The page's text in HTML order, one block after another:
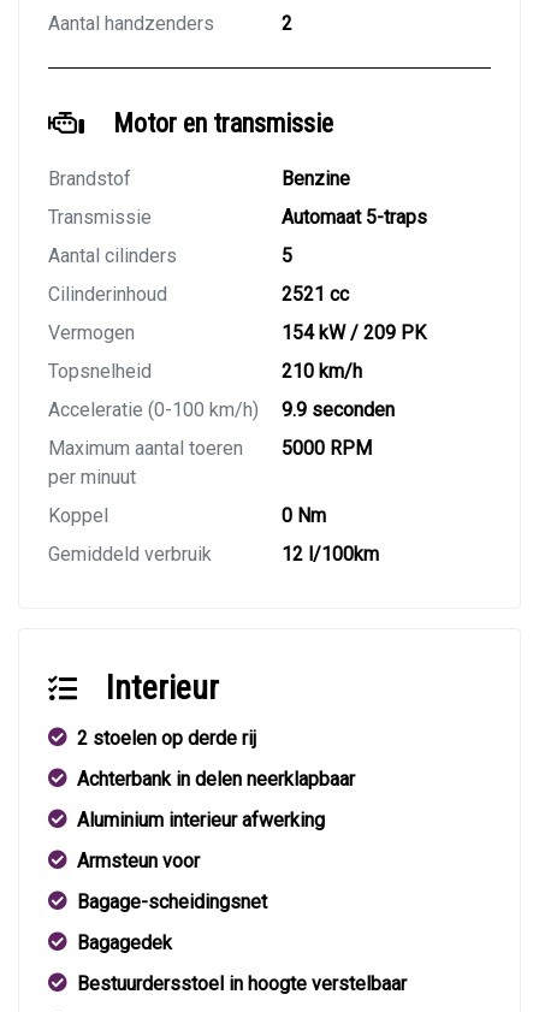
Aantal handzenders
2
Motor en transmissie
Brandstof
Benzine
Transmissie
Automaat 5-traps
Aantal cilinders
5
Cilinderinhoud
2521 cc
Vermogen
154 kW / 209 PK
Topsnelheid
210 km/h
Acceleratie (0-100 km/h)
9.9 seconden
Maximum aantal toeren
per minuut
5000 RPM
Koppel
0 Nm
Gemiddeld verbruik
12 l/100km
Interieur
2 stoelen op derde rij
Achterbank in delen neerklapbaar
Aluminium interieur afwerking
Armsteun voor
Bagage-scheidingsnet
Bagagedek
Bestuurdersstoel in hoogte verstelbaar